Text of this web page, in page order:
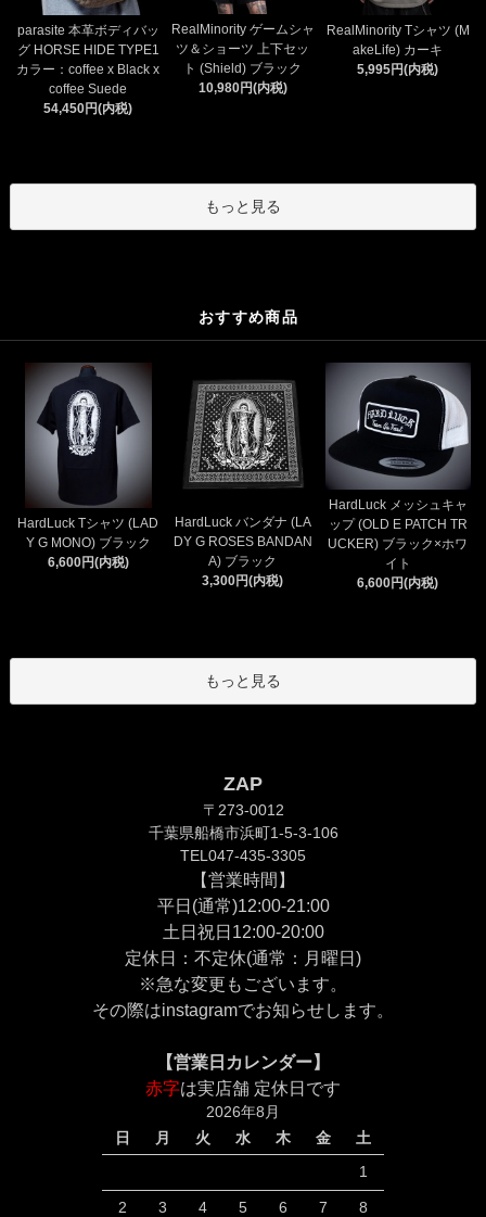
parasite 本革ボディバッ
グ HORSE HIDE TYPE1
カラー：coffee x Black x
coffee Suede
54,450円(内税)
RealMinority ゲームシャ
ツ＆ショーツ 上下セッ
ト (Shield) ブラック
10,980円(内税)
RealMinority Tシャツ (M
akeLife) カーキ
5,995円(内税)
もっと見る
おすすめ商品
HardLuck Tシャツ (LAD
Y G MONO) ブラック
6,600円(内税)
HardLuck バンダナ (LA
DY G ROSES BANDAN
A) ブラック
3,300円(内税)
HardLuck メッシュキャ
ップ (OLD E PATCH TR
UCKER) ブラック×ホワ
イト
6,600円(内税)
もっと見る
ZAP
〒273-0012
千葉県船橋市浜町1-5-3-106
TEL047-435-3305
【営業時間】
平日(通常)12:00-21:00
土日祝日12:00-20:00
定休日：不定休(通常：月曜日)
※急な変更もございます。
その際はinstagramでお知らせします。
【営業日カレンダー】
赤字は実店舗 定休日です
2026年8月
日
月 火 水 木 金 土
1
2 3 4 5 6 7 8